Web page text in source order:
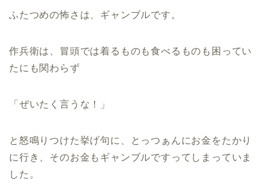
ふたつめの怖さは、ギャンブルです。
作兵衛は、冒頭では着るものも食べるものも困ってい
たにも関わらず
「ぜいたく言うな！」
と怒鳴りつけた挙げ句に、とっつぁんにお金をたかり
に行き、そのお金もギャンブルですってしまっていま
した。